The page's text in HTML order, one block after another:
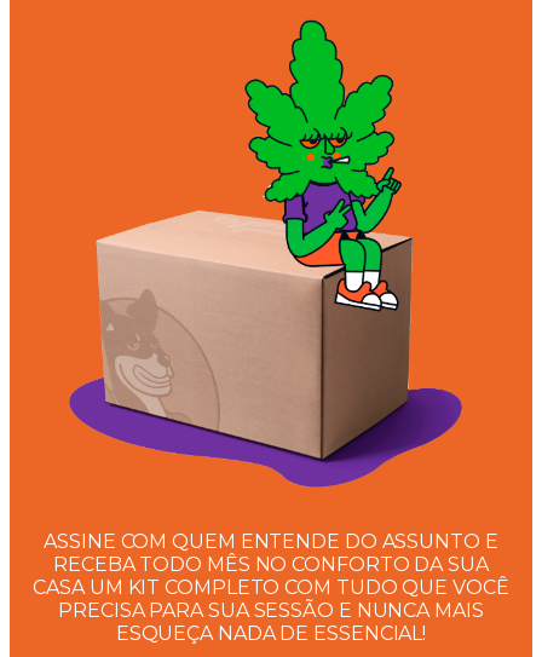
ASSINE COM QUEM ENTENDE DO ASSUNTO E
RECEBA TODO MÊS NO CONFORTO DA SUA
CASA UM KIT COMPLETO COM TUDO QUE VOCÊ
PRECISA PARA SUA SESSÃO E NUNCA MAIS
ESQUEÇA NADA DE ESSENCIAL!